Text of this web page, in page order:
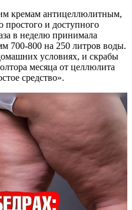
кремам антицеллюлитным,
простого и доступного
в неделю принимала
700-800 на 250 литров воды.
условиях, и скрабы
месяца от целлюлита
средство».